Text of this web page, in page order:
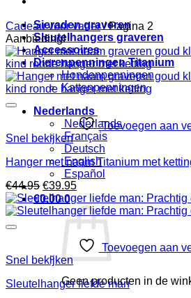
Sieraden graveren
Sleutelhangers graveren
Accessoires
Dierenpenningen Titanium
Hondenpenningen
Kattenpenningen
Nederlands
Nederlands
Français
Deutsch
English
Español
€0.00 0
Geen producten in de
Cadeau voor vader /Pagina 2
Aanbieding!
Toevoegen aan
Snel bekijken
Hanger met naam Titanium met
€44.95 Oorspronkelijke
prijs
was:
€44.95.
€39.95Huidige
prijs
is:
€39.95.
Toevoegen aan
Snel bekijken
Sleutelhanger liefde man